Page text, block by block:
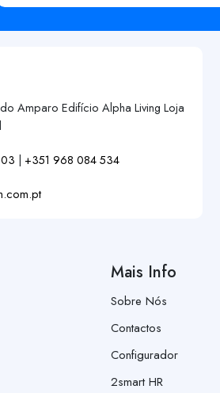
Amparo Edifício Alpha Living Loja
| +351 968 084 534
Mais Info
Sobre Nós
Contactos
Configurador
2smart HR